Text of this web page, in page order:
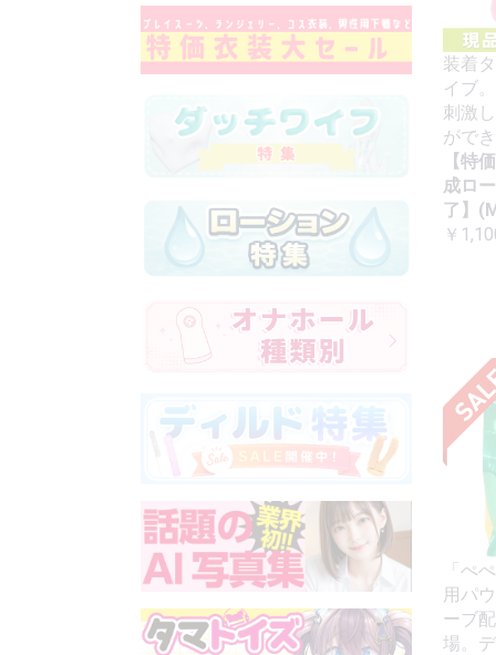
装着
イブ
刺激
がで
【特
成ロ
了】
￥
「ぺ
用パ
ーブ
場。